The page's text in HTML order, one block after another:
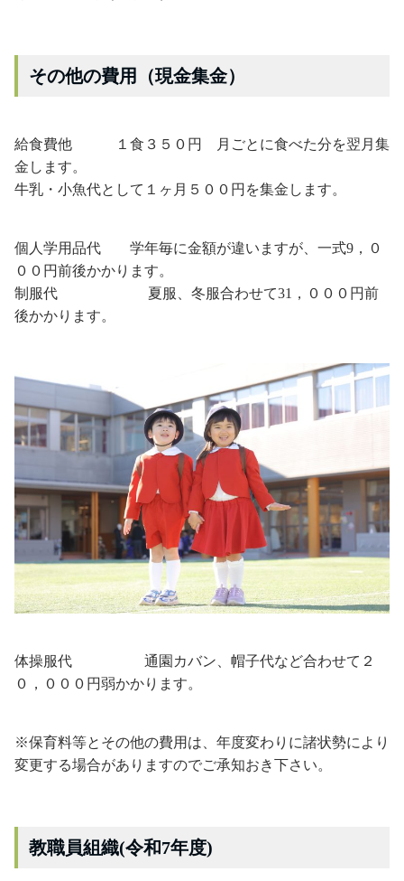
その他の費用（現金集金）
給食費他 １食３５０円 月ごとに食べた分を翌月集
金します。
牛乳・小魚代として１ヶ月５００円を集金します。
個人学用品代 学年毎に金額が違いますが、一式9，０
００円前後かかります。
制服代 夏服、冬服合わせて31，０００円前
後かかります。
体操服代 通園カバン、帽子代など合わせて２
０，０００円弱かかります。
※保育料等とその他の費用は、年度変わりに諸状勢により
変更する場合がありますのでご承知おき下さい。
教職員組織(令和7年度)